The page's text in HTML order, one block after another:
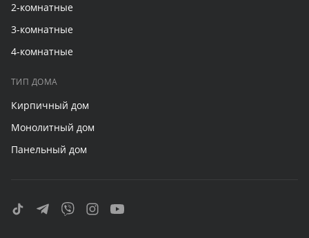
2-комнатные
3-комнатные
4-комнатные
ТИП ДОМА
Кирпичный дом
Монолитный дом
Панельный дом